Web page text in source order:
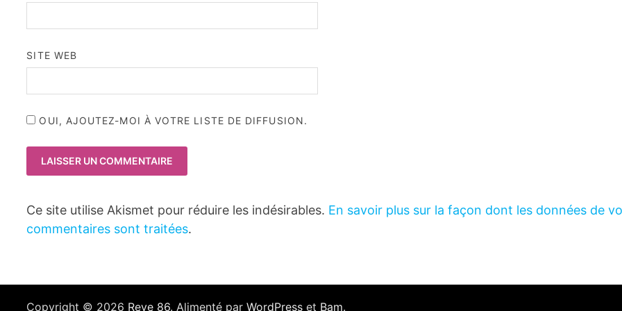
SITE WEB
OUI, AJOUTEZ-MOI À VOTRE LISTE DE DIFFUSION.
Ce site utilise Akismet pour réduire les indésirables. En savoir plus sur la façon dont les données de
commentaires sont traitées.
Copyright © 2026 Reve 86. Alimenté parWordPress et Bam.